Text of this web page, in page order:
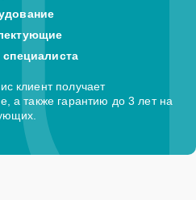
клиент получает
а также гарантию до 3 лет на